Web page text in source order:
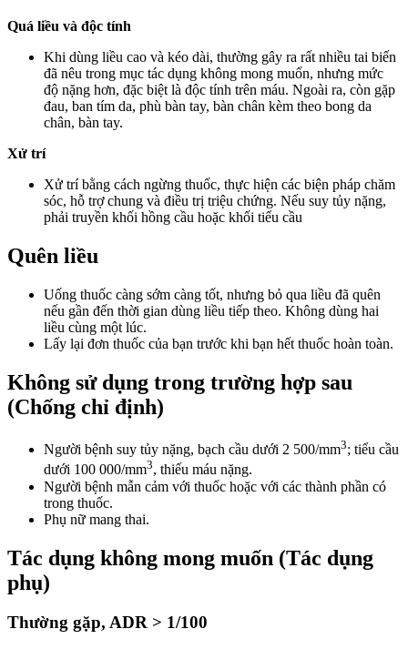
Quá liều và độc tính
Khi dùng liều cao và kéo dài, thường gây ra rất nhiều tai biến
đã nêu trong mục tác dụng không mong muốn, nhưng mức
độ nặng hơn, đặc biệt là độc tính trên máu. Ngoài ra, còn gặp
đau, ban tím da, phù bàn tay, bàn chân kèm theo bong da
chân, bàn tay.
Xử trí
Xử trí bằng cách ngừng thuốc, thực hiện các biện pháp chăm
sóc, hỗ trợ chung và điều trị triệu chứng. Nếu suy tủy nặng,
phải truyền khối hồng cầu hoặc khối tiểu cầu
Quên liều
Uống thuốc càng sớm càng tốt, nhưng bỏ qua liều đã quên
nếu gần đến thời gian dùng liều tiếp theo. Không dùng hai
liều cùng một lúc.
Lấy lại đơn thuốc của bạn trước khi bạn hết thuốc hoàn toàn.
Không sử dụng trong trường hợp sau
(Chống chỉ định)
Người bệnh suy tủy nặng, bạch cầu dưới 2 500/mm3; tiểu cầu
dưới 100 000/mm3, thiếu máu nặng.
Người bệnh mẫn cảm với thuốc hoặc với các thành phần có
trong thuốc.
Phụ nữ mang thai.
Tác dụng không mong muốn (Tác dụng
phụ)
Thường gặp, ADR > 1/100